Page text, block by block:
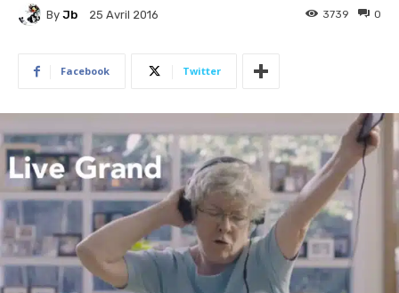
By Jb 25 Avril 2016 0
3739
Facebook Twitter